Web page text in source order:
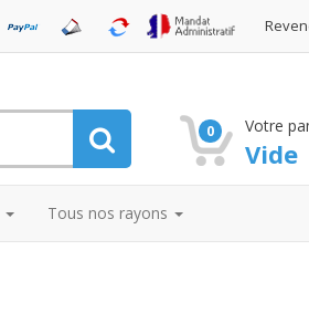
0 Votre
Vide
Tous nos rayons